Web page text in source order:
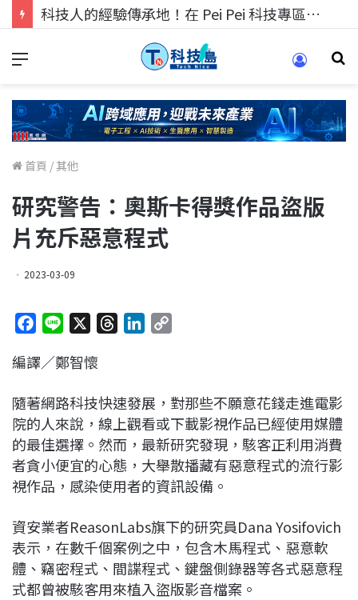
科技人找工作，就到TECH+ 科技專區!
首頁 /其他
研究警告：奧斯卡得獎作品盜版
片充斥惡意程式
2023-03-09
c
b
o
o
k
n
a
d
s
e
d
I
n
L
n
k
編譯／鄭智懷
隨著網路科技快速發展，對那些不願意花錢走進電影
院的人來說，線上觀看或下載影視作品已經使用媒體
的最佳選擇。然而，最新研究發現，駭客正利用消費
者貪小便宜的心態，大舉散播藏有惡意程式的流行影
視作品，感染使用者的資訊設備。
資安業者ReasonLabs旗下的研究員Dana Yosifovich
表示，在數千個案例之中，包含木馬程式、惡意軟
體、竊密程式、間諜程式、鍵盤側錄器等各式惡意程
式都曾被駭客用來植入盜版影音檔案。